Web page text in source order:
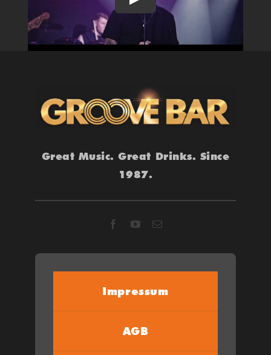
Play
Great Music. Great Drinks. Since
1987.
Impressum
AGB